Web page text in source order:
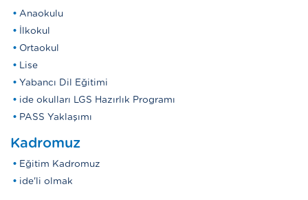
Anaokulu
İlkokul
Ortaokul
Lise
Yabancı Dil Eğitimi
ide okulları LGS Hazırlık Programı
PASS Yaklaşımı
Kadromuz
Eğitim Kadromuz
ide'li olmak